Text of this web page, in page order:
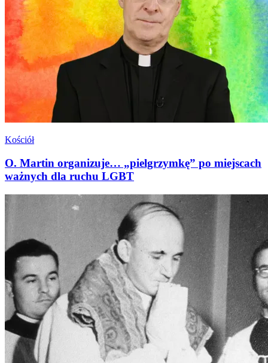
Kościół
O. Martin organizuje… „pielgrzymkę” po miejscach
ważnych dla ruchu LGBT